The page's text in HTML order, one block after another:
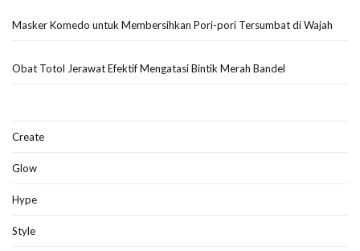
Masker Komedo untuk Membersihkan Pori-pori Tersumbat di Wajah
Obat Totol Jerawat Efektif Mengatasi Bintik Merah Bandel
Create
Glow
Hype
Style